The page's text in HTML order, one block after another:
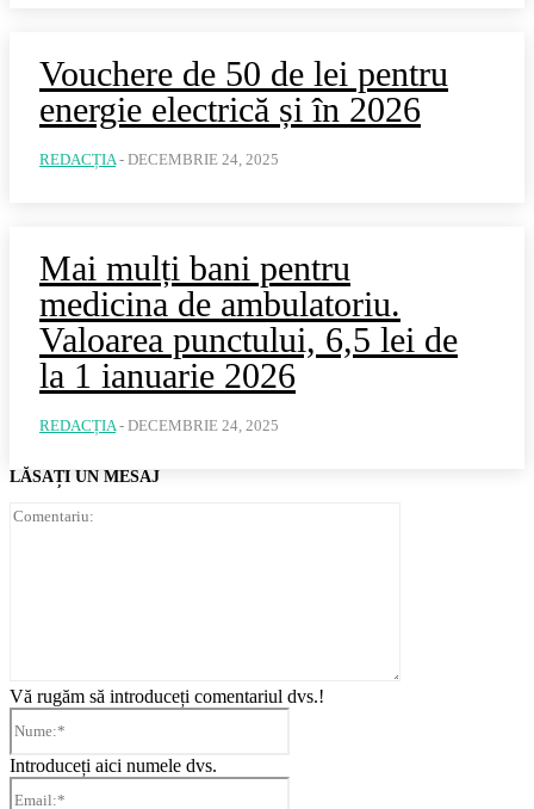
Vouchere de 50 de lei pentru
energie electrică și în 2026
REDACȚIA - DECEMBRIE 24, 2025
Mai mulți bani pentru
medicina de ambulatoriu.
Valoarea punctului, 6,5 lei de
la 1 ianuarie 2026
REDACȚIA - DECEMBRIE 24, 2025
LĂSAȚI UN MESAJ
Vă rugăm să introduceți comentariul dvs.!
Introduceți aici numele dvs.